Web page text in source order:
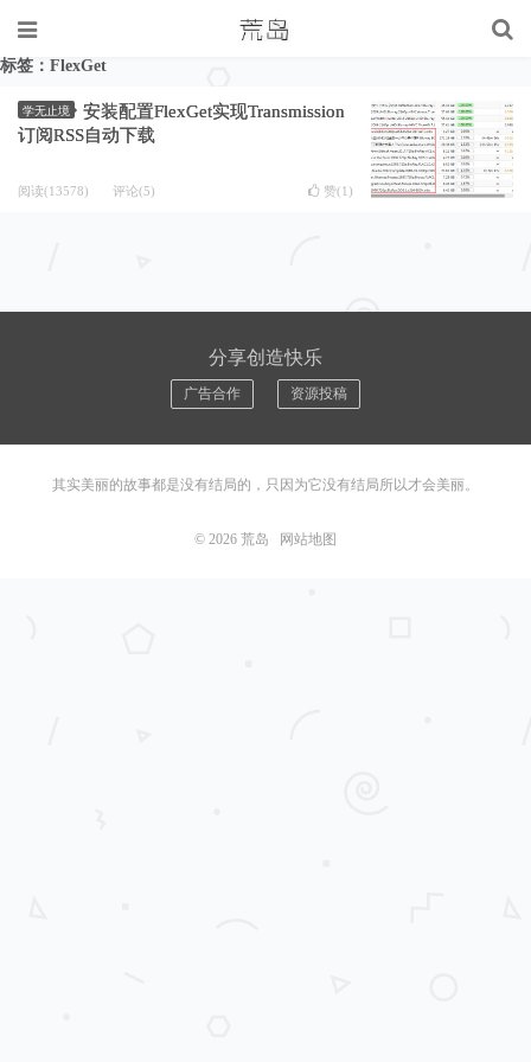
标签：FlexGet
学无止境
安装配置FlexGet实现Transmission
订阅RSS自动下载
阅读(13578) 评论(5) 赞(1 )
分享创造快乐
广告合作 资源投稿
其实美丽的故事都是没有结局的，只因为它没有结局所以才会美丽。
© 2026 荒岛 网站地图